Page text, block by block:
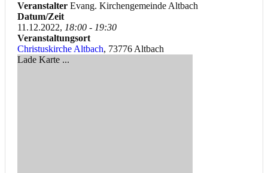
Veranstalter Evang. Kirchengemeinde Altbach
Datum/Zeit
11.12.2022, 18:00 - 19:30
Veranstaltungsort
Christuskirche Altbach, 73776 Altbach
Lade Karte ...